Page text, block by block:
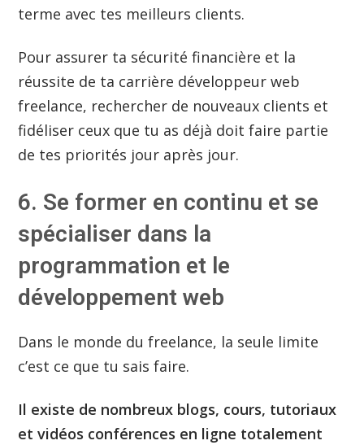
terme avec tes meilleurs clients.
Pour assurer ta sécurité financière et la
réussite de ta carrière développeur web
freelance, rechercher de nouveaux clients et
fidéliser ceux que tu as déjà doit faire partie
de tes priorités jour après jour.
6. Se former en continu et se
spécialiser dans la
programmation et le
développement web
Dans le monde du freelance, la seule limite
c’est ce que tu sais faire.
Il existe de nombreux blogs, cours, tutoriaux
et vidéos conférences en ligne totalement